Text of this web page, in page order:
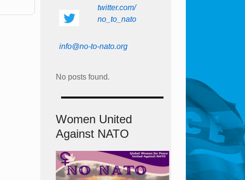
twitter.com/
no_to_nato
info@no-to-nato.org
No posts found.
Women United
Against NATO